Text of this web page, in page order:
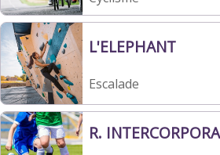
L'ELEPHANT
Escalade
R.